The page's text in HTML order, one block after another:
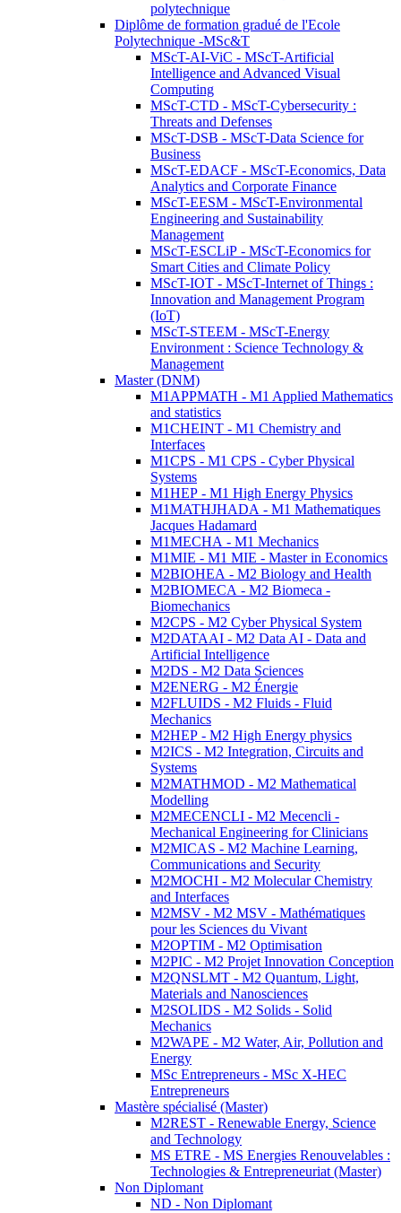
polytechnique
Diplôme de formation gradué de l'Ecole
Polytechnique -MSc&T
MScT-AI-ViC - MScT-Artificial
Intelligence and Advanced Visual
Computing
MScT-CTD - MScT-Cybersecurity :
Threats and Defenses
MScT-DSB - MScT-Data Science for
Business
MScT-EDACF - MScT-Economics, Data
Analytics and Corporate Finance
MScT-EESM - MScT-Environmental
Engineering and Sustainability
Management
MScT-ESCLiP - MScT-Economics for
Smart Cities and Climate Policy
MScT-IOT - MScT-Internet of Things :
Innovation and Management Program
(IoT)
MScT-STEEM - MScT-Energy
Environment : Science Technology &
Management
Master (DNM)
M1APPMATH - M1 Applied Mathematics
and statistics
M1CHEINT - M1 Chemistry and
Interfaces
M1CPS - M1 CPS - Cyber Physical
Systems
M1HEP - M1 High Energy Physics
M1MATHJHADA - M1 Mathematiques
Jacques Hadamard
M1MECHA - M1 Mechanics
M1MIE - M1 MIE - Master in Economics
M2BIOHEA - M2 Biology and Health
M2BIOMECA - M2 Biomeca -
Biomechanics
M2CPS - M2 Cyber Physical System
M2DATAAI - M2 Data AI - Data and
Artificial Intelligence
M2DS - M2 Data Sciences
M2ENERG - M2 Énergie
M2FLUIDS - M2 Fluids - Fluid
Mechanics
M2HEP - M2 High Energy physics
M2ICS - M2 Integration, Circuits and
Systems
M2MATHMOD - M2 Mathematical
Modelling
M2MECENCLI - M2 Mecencli -
Mechanical Engineering for Clinicians
M2MICAS - M2 Machine Learning,
Communications and Security
M2MOCHI - M2 Molecular Chemistry
and Interfaces
M2MSV - M2 MSV - Mathématiques
pour les Sciences du Vivant
M2OPTIM - M2 Optimisation
M2PIC - M2 Projet Innovation Conception
M2QNSLMT - M2 Quantum, Light,
Materials and Nanosciences
M2SOLIDS - M2 Solids - Solid
Mechanics
M2WAPE - M2 Water, Air, Pollution and
Energy
MSc Entrepreneurs - MSc X-HEC
Entrepreneurs
Mastère spécialisé (Master)
M2REST - Renewable Energy, Science
and Technology
MS ETRE - MS Energies Renouvelables :
Technologies & Entrepreneuriat (Master)
Non Diplomant
ND - Non Diplomant